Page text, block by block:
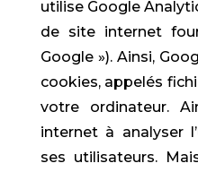
utilise Google
de site internet
Google »). Ainsi,
cookies, appelés
votre ordinateur.
internet à analyser
ses utilisateurs.